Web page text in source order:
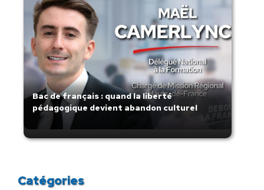
Bac de français : quand la liberté
pédagogique devient abandon culturel
Catégories